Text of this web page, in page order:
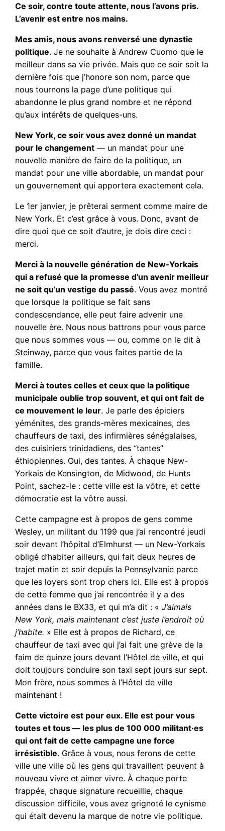
Ce soir, contre toute attente, nous l’avons pris.
L’avenir est entre nos mains.
Mes amis, nous avons renversé une dynastie
politique. Je ne souhaite à Andrew Cuomo que le
meilleur dans sa vie privée. Mais que ce soir soit la
dernière fois que j’honore son nom, parce que
nous tournons la page d’une politique qui
abandonne le plus grand nombre et ne répond
qu’aux intérêts de quelques-uns.
New York, ce soir vous avez donné un mandat
pour le changement — un mandat pour une
nouvelle manière de faire de la politique, un
mandat pour une ville abordable, un mandat pour
un gouvernement qui apportera exactement cela.
Le 1er janvier, je prêterai serment comme maire de
New York. Et c’est grâce à vous. Donc, avant de
dire quoi que ce soit d’autre, je dois dire ceci :
merci.
Merci à la nouvelle génération de New-Yorkais
qui a refusé que la promesse d’un avenir meilleur
ne soit qu’un vestige du passé. Vous avez montré
que lorsque la politique se fait sans
condescendance, elle peut faire advenir une
nouvelle ère. Nous nous battrons pour vous parce
que nous sommes vous — ou, comme on le dit à
Steinway, parce que vous faites partie de la
famille.
Merci à toutes celles et ceux que la politique
municipale oublie trop souvent, et qui ont fait de
ce mouvement le leur. Je parle des épiciers
yéménites, des grands-mères mexicaines, des
chauffeurs de taxi, des infirmières sénégalaises,
des cuisiniers trinidadiens, des “tantes”
éthiopiennes. Oui, des tantes. À chaque New-
Yorkais de Kensington, de Midwood, de Hunts
Point, sachez-le : cette ville est la vôtre, et cette
démocratie est la vôtre aussi.
Cette campagne est à propos de gens comme
Wesley, un militant du 1199 que j’ai rencontré jeudi
soir devant l’hôpital d’Elmhurst — un New-Yorkais
obligé d’habiter ailleurs, qui fait deux heures de
trajet matin et soir depuis la Pennsylvanie parce
que les loyers sont trop chers ici. Elle est à propos
de cette femme que j’ai rencontrée il y a des
années dans le BX33, et qui m’a dit : «J’aimais
New York, mais maintenant c’est juste l’endroit où
j’habite. » Elle est à propos de Richard, ce
chauffeur de taxi avec qui j’ai fait une grève de la
faim de quinze jours devant l’Hôtel de ville, et qui
doit toujours conduire son taxi sept jours sur sept.
Mon frère, nous sommes à l’Hôtel de ville
maintenant !
Cette victoire est pour eux. Elle est pour vous
toutes et tous — les plus de 100 000 militant·es
qui ont fait de cette campagne une force
irrésistible. Grâce à vous, nous ferons de cette
ville une ville où les gens qui travaillent peuvent à
nouveau vivre et aimer vivre. À chaque porte
frappée, chaque signature recueillie, chaque
discussion difficile, vous avez grignoté le cynisme
qui était devenu la marque de notre vie politique.